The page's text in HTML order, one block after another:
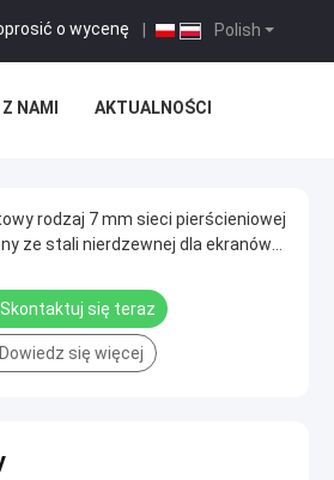
Polish
o wycenę
NAMI AKTUALNOŚCI
rodzaj 7 mm sieci pierścieniowej
ze stali nierdzewnej dla ekranów
Skontaktuj się teraz
Dowiedz się więcej